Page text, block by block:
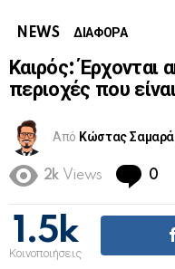
NEWS ΔΙΑΦΟΡΑ
Καιρός: Έρχονται
περιοχές που
Από Κώστας
2k Views 0
1.5k
Κοινοποιήσεις